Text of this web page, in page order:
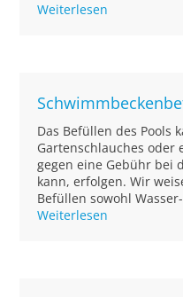
Weiterlesen
Das Befüllen des Pools
Gartenschlauches oder
gegen eine Gebühr bei
kann, erfolgen. Wir
Befüllen sowohl
Weiterlesen